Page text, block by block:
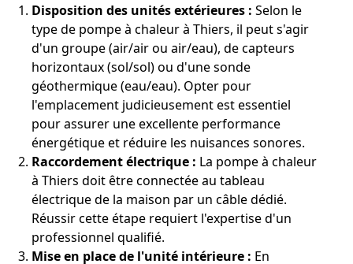
Disposition des unités extérieures : Selon le
type de pompe à chaleur à Thiers, il peut s'agir
d'un groupe (air/air ou air/eau), de capteurs
horizontaux (sol/sol) ou d'une sonde
géothermique (eau/eau). Opter pour
l'emplacement judicieusement est essentiel
pour assurer une excellente performance
énergétique et réduire les nuisances sonores.
Raccordement électrique : La pompe à chaleur
à Thiers doit être connectée au tableau
électrique de la maison par un câble dédié.
Réussir cette étape requiert l'expertise d'un
professionnel qualifié.
Mise en place de l'unité intérieure : En